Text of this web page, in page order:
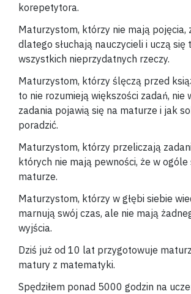
korepetytora.
Maturzystom, którzy nie mają pojęcia,
dlatego słuchają nauczycieli i uczą się
wszystkich nieprzydatnych rzeczy.
Maturzystom, którzy ślęczą przed
to nie rozumieją większości zadań, nie
zadania pojawią się na maturze i jak
poradzić.
Maturzystom, którzy przeliczają
których nie mają pewności, że w
maturze.
Maturzystom, którzy w głębi siebie
marnują swój czas, ale nie mają
wyjścia.
Dziś już od 10 lat przygotowuje
matury z matematyki.
Spędziłem ponad 5000 godzin na